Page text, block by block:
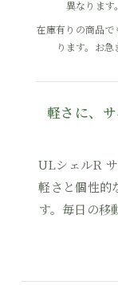
異なります
在庫有りの商品
ります。お
軽さに、
ULシェルR
軽さと個性的
す。毎日の移